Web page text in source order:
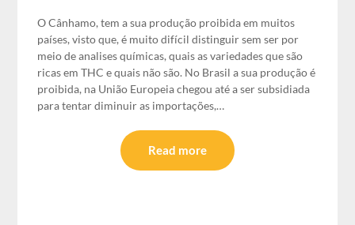
O Cânhamo, tem a sua produção proibida em muitos
países, visto que, é muito difícil distinguir sem ser por
meio de analises químicas, quais as variedades que são
ricas em THC e quais não são. No Brasil a sua produção é
proibida, na União Europeia chegou até a ser subsidiada
para tentar diminuir as importações,…
Read more